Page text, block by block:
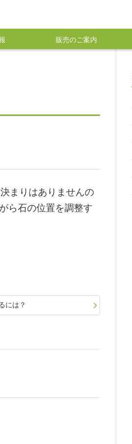
販売のご案内
まりはありませんの
ら石の位置を調整す
には？